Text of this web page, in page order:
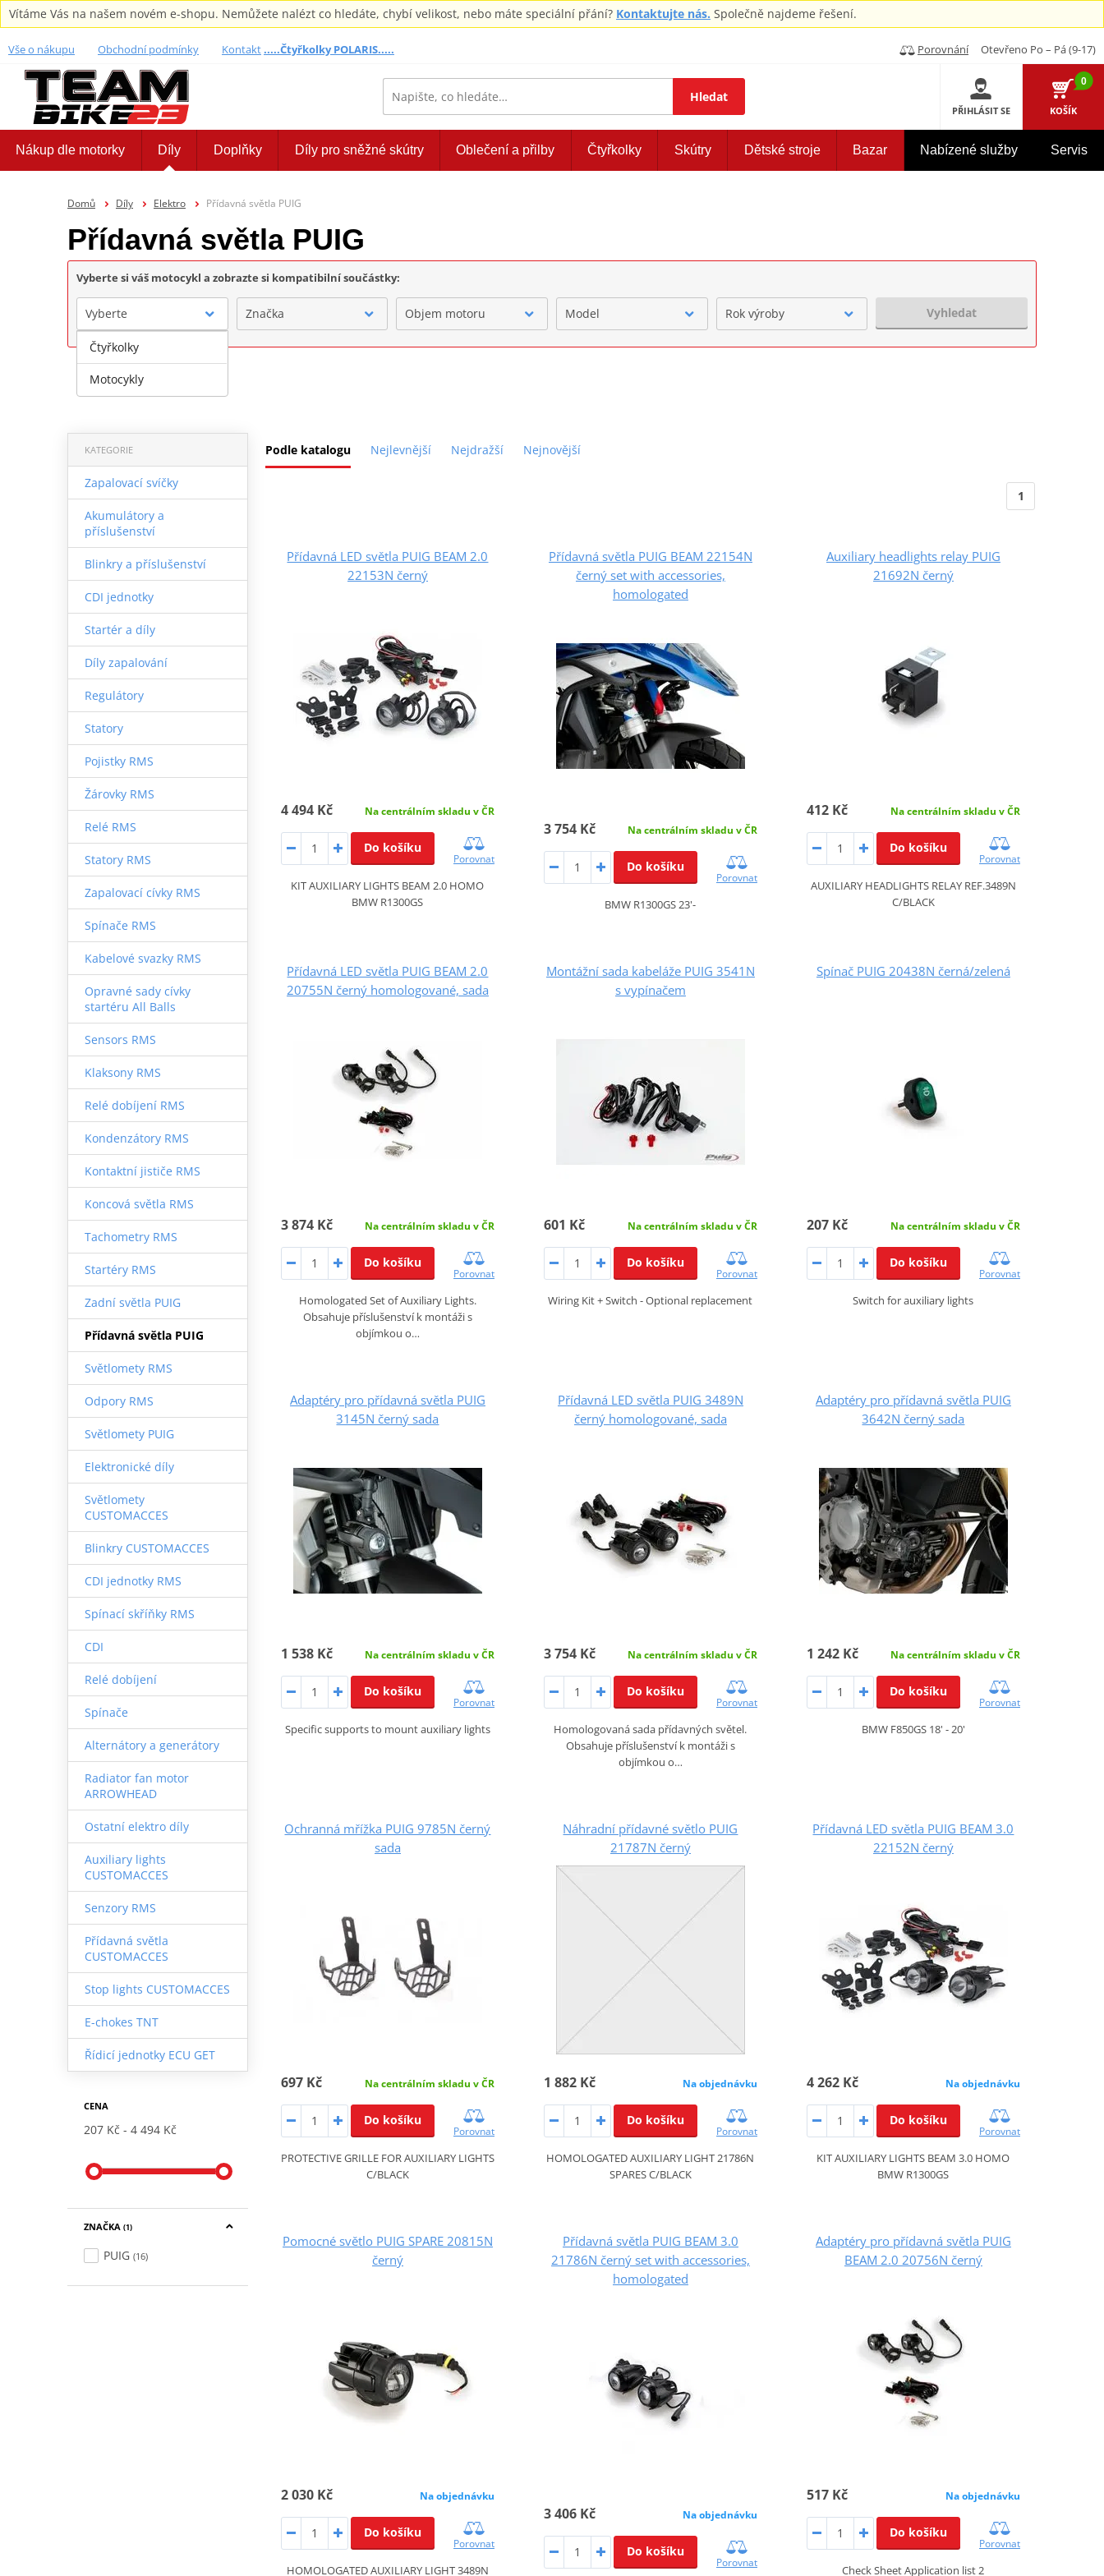
Vítáme Vás na našem novém e-shopu. Nemůžete nalézt co hledáte, chybí velikost, nebo máte speciální přání? Kontaktujte nás. Společně najdeme řešení.
Vše o nákupu Obchodní podmínky Kontakt.....Čtyřkolky POLARIS..... Porovnání Otevřeno Po – Pá (9-17)
Hledat
PŘIHLÁSIT SE
0
KOŠÍK
Nákup dle motorky Díly Doplňky Díly pro sněžné skútry Oblečení a přilby Čtyřkolky Skútry Dětské stroje Bazar Nabízené služby Servis
Domů Díly Elektro Přídavná světla PUIG
Přídavná světla PUIG
Vyberte si váš motocykl a zobrazte si kompatibilní součástky:
Vyberte Značka Objem motoru Model Rok výroby Vyhledat
Podle katalogu Nejlevnější Nejdražší Nejnovější
KATEGORIE
Zapalovací svíčky
Akumulátory a
příslušenství
Blinkry a příslušenství
CDI jednotky
Startér a díly
Díly zapalování
Regulátory
Statory
Pojistky RMS
Žárovky RMS
Relé RMS
Statory RMS
Zapalovací cívky RMS
Spínače RMS
Kabelové svazky RMS
Opravné sady cívky
startéru All Balls
Sensors RMS
Klaksony RMS
Relé dobíjení RMS
Kondenzátory RMS
Kontaktní jističe RMS
Koncová světla RMS
Tachometry RMS
Startéry RMS
Zadní světla PUIG
Přídavná světla PUIG
Světlomety RMS
Odpory RMS
Světlomety PUIG
Elektronické díly
Světlomety
CUSTOMACCES
Blinkry CUSTOMACCES
CDI jednotky RMS
Spínací skříňky RMS
CDI
Relé dobíjení
Spínače
Alternátory a generátory
Radiator fan motor
ARROWHEAD
Ostatní elektro díly
Auxiliary lights
CUSTOMACCES
Senzory RMS
Přídavná světla
CUSTOMACCES
Stop lights CUSTOMACCES
E-chokes TNT
Řídicí jednotky ECU GET
CENA
207 Kč 4 494 Kč
ZNAČKA (1)
PUIG (16)
1
Přídavná LED světla PUIG BEAM 2.0
22153N černý
4 494 Kč Na centrálním skladu v ČR
Do košíku
Porovnat
KIT AUXILIARY LIGHTS BEAM 2.0 HOMO
BMW R1300GS
Přídavná světla PUIG BEAM 22154N
černý set with accessories,
homologated
3 754 Kč Na centrálním skladu v ČR
Do košíku
Porovnat
BMW R1300GS 23'-
Auxiliary headlights relay PUIG
21692N černý
412 Kč Na centrálním skladu v ČR
Do košíku
Porovnat
AUXILIARY HEADLIGHTS RELAY REF.3489N
C/BLACK
Přídavná LED světla PUIG BEAM 2.0
20755N černý homologované, sada
3 874 Kč Na centrálním skladu v ČR
Do košíku
Porovnat
Homologated Set of Auxiliary Lights.
Obsahuje příslušenství k montáži s
objímkou o…
Montážní sada kabeláže PUIG 3541N
s vypínačem
601 Kč Na centrálním skladu v ČR
Do košíku
Porovnat
Wiring Kit + Switch - Optional replacement
Spínač PUIG 20438N černá/zelená
207 Kč Na centrálním skladu v ČR
Do košíku
Porovnat
Switch for auxiliary lights
Adaptéry pro přídavná světla PUIG
3145N černý sada
1 538 Kč Na centrálním skladu v ČR
Do košíku
Porovnat
Specific supports to mount auxiliary lights
Přídavná LED světla PUIG 3489N
černý homologované, sada
3 754 Kč Na centrálním skladu v ČR
Do košíku
Porovnat
Homologovaná sada přídavných světel.
Obsahuje příslušenství k montáži s
objímkou o…
Adaptéry pro přídavná světla PUIG
3642N černý sada
1 242 Kč Na centrálním skladu v ČR
Do košíku
Porovnat
BMW F850GS 18' - 20'
Ochranná mřížka PUIG 9785N černý
sada
697 Kč Na centrálním skladu v ČR
Do košíku
Porovnat
PROTECTIVE GRILLE FOR AUXILIARY LIGHTS
C/BLACK
Náhradní přídavné světlo PUIG
21787N černý
1 882 Kč Na objednávku
Do košíku
Porovnat
HOMOLOGATED AUXILIARY LIGHT 21786N
SPARES C/BLACK
Přídavná LED světla PUIG BEAM 3.0
22152N černý
4 262 Kč Na objednávku
Do košíku
Porovnat
KIT AUXILIARY LIGHTS BEAM 3.0 HOMO
BMW R1300GS
Pomocné světlo PUIG SPARE 20815N
černý
2 030 Kč Na objednávku
Do košíku
Porovnat
HOMOLOGATED AUXILIARY LIGHT 3489N
Přídavná světla PUIG BEAM 3.0
21786N černý set with accessories,
homologated
3 406 Kč Na objednávku
Do košíku
Porovnat
Adaptéry pro přídavná světla PUIG
BEAM 2.0 20756N černý
517 Kč Na objednávku
Do košíku
Porovnat
Check Sheet Application list 2
Čtyřkolky
Motocykly